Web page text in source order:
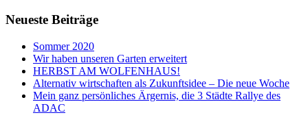
Neueste Beiträge
Sommer 2020
Wir haben unseren Garten erweitert
HERBST AM WOLFENHAUS!
Alternativ wirtschaften als Zukunftsidee – Die neue Woche
Mein ganz persönliches Ärgernis, die 3 Städte Rallye des
ADAC